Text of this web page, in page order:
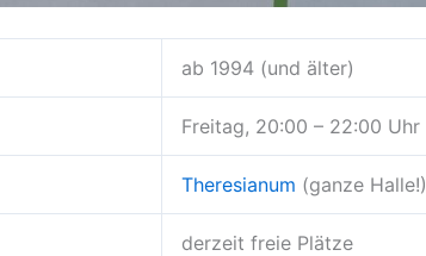
ab 1994 (und älter)
Freitag, 20:00 – 22:00 Uhr
Theresianum (ganze Halle!)
derzeit freie Plätze